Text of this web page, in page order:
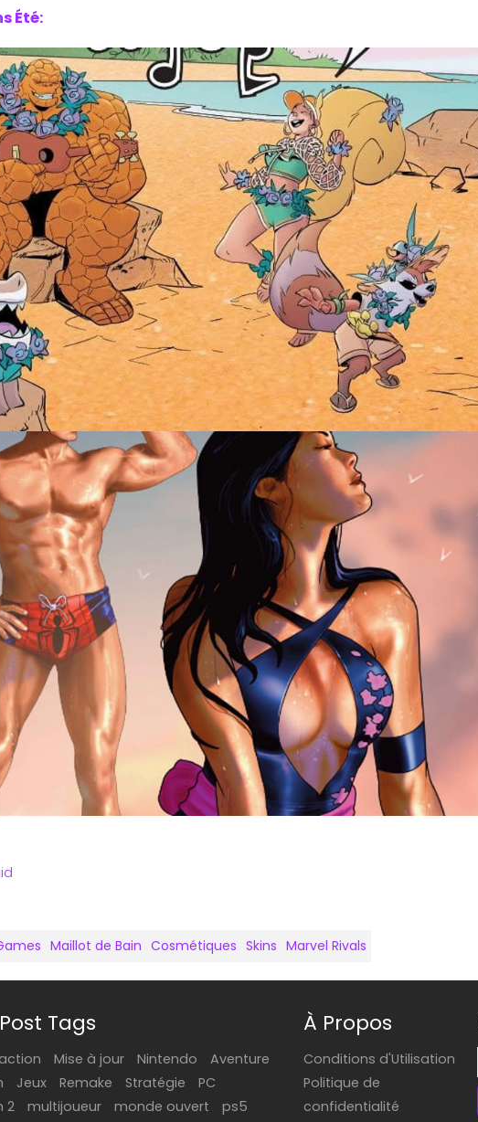
Été:
Maillot de Bain Cosmétiques Skins Marvel Rivals
Tags
action Mise à jour Nintendo
Aventure
Jeux Remake Stratégie
PC
2
multijoueur monde ouvert
ps5
À Propos
Conditions d'Utilisation
Politique de
confidentialité